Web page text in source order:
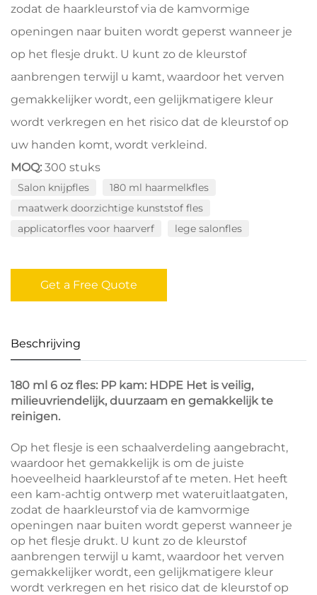
zodat de haarkleurstof via de kamvormige
openingen naar buiten wordt geperst wanneer je
op het flesje drukt. U kunt zo de kleurstof
aanbrengen terwijl u kamt, waardoor het verven
gemakkelijker wordt, een gelijkmatigere kleur
wordt verkregen en het risico dat de kleurstof op
uw handen komt, wordt verkleind.
MOQ: 300 stuks
Salon knijpfles
180 ml haarmelkfles
maatwerk doorzichtige kunststof fles
applicatorfles voor haarverf
lege salonfles
Get a Free Quote
Beschrijving
180 ml 6 oz fles: PP kam: HDPE Het is veilig,
milieuvriendelijk, duurzaam en gemakkelijk te
reinigen.
Op het flesje is een schaalverdeling aangebracht,
waardoor het gemakkelijk is om de juiste
hoeveelheid haarkleurstof af te meten. Het heeft
een kam-achtig ontwerp met wateruitlaatgaten,
zodat de haarkleurstof via de kamvormige
openingen naar buiten wordt geperst wanneer je
op het flesje drukt. U kunt zo de kleurstof
aanbrengen terwijl u kamt, waardoor het verven
gemakkelijker wordt, een gelijkmatigere kleur
wordt verkregen en het risico dat de kleurstof op